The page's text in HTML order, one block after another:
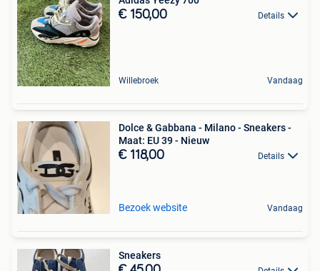
€ 150,00 Details
Willebroek Vandaag
Dolce & Gabbana - Milano - Sneakers -
Maat: EU 39 - Nieuw
€ 118,00 Details
Bezoek website Vandaag
Sneakers